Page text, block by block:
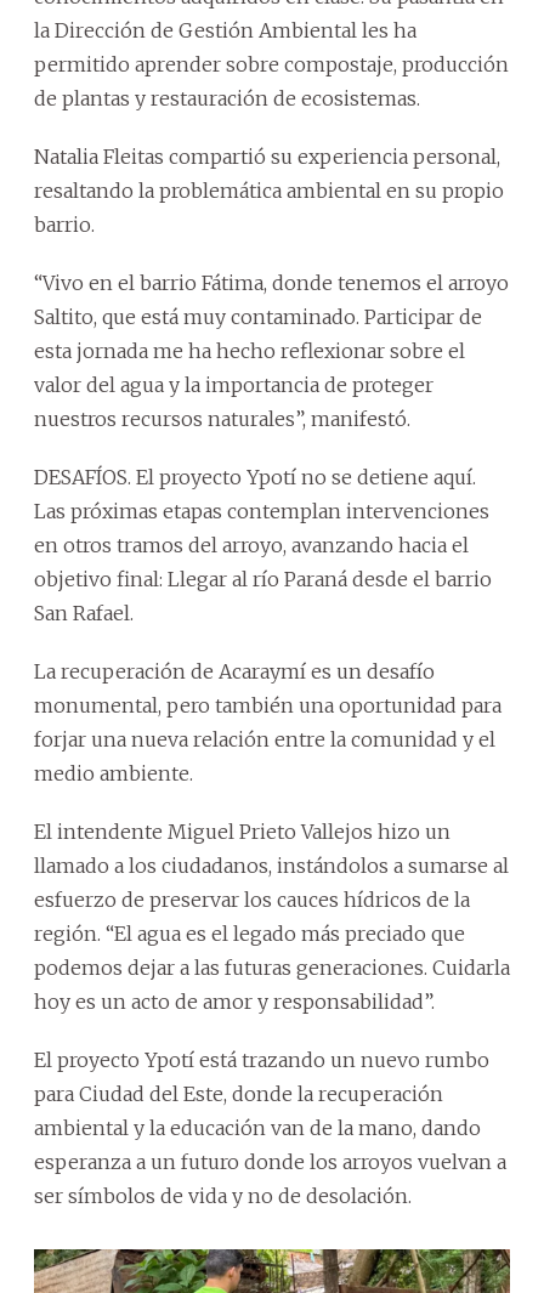
la Dirección de Gestión Ambiental les ha
permitido aprender sobre compostaje, producción
de plantas y restauración de ecosistemas.
Natalia Fleitas compartió su experiencia personal,
resaltando la problemática ambiental en su propio
barrio.
“Vivo en el barrio Fátima, donde tenemos el arroyo
Saltito, que está muy contaminado. Participar de
esta jornada me ha hecho reflexionar sobre el
valor del agua y la importancia de proteger
nuestros recursos naturales”, manifestó.
DESAFÍOS. El proyecto Ypotí no se detiene aquí.
Las próximas etapas contemplan intervenciones
en otros tramos del arroyo, avanzando hacia el
objetivo final: Llegar al río Paraná desde el barrio
San Rafael.
La recuperación de Acaraymí es un desafío
monumental, pero también una oportunidad para
forjar una nueva relación entre la comunidad y el
medio ambiente.
El intendente Miguel Prieto Vallejos hizo un
llamado a los ciudadanos, instándolos a sumarse al
esfuerzo de preservar los cauces hídricos de la
región. “El agua es el legado más preciado que
podemos dejar a las futuras generaciones. Cuidarla
hoy es un acto de amor y responsabilidad”.
El proyecto Ypotí está trazando un nuevo rumbo
para Ciudad del Este, donde la recuperación
ambiental y la educación van de la mano, dando
esperanza a un futuro donde los arroyos vuelvan a
ser símbolos de vida y no de desolación.